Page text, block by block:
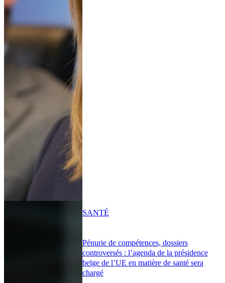
Pénurie de compétences, dossiers
controversés : l’agenda de la présidence
belge de l’UE en matière de santé sera
chargé
SANTÉ